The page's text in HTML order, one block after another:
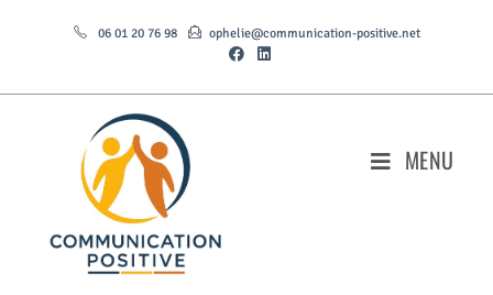
06 01 20 76 98 ophelie@communication-positive.net
MENU